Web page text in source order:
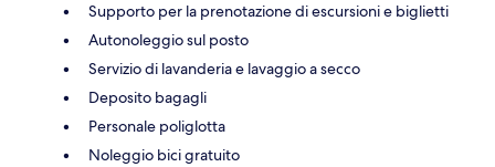
Supporto per la prenotazione di escursioni e biglietti
Autonoleggio sul posto
Servizio di lavanderia e lavaggio a secco
Deposito bagagli
Personale poliglotta
Noleggio bici gratuito